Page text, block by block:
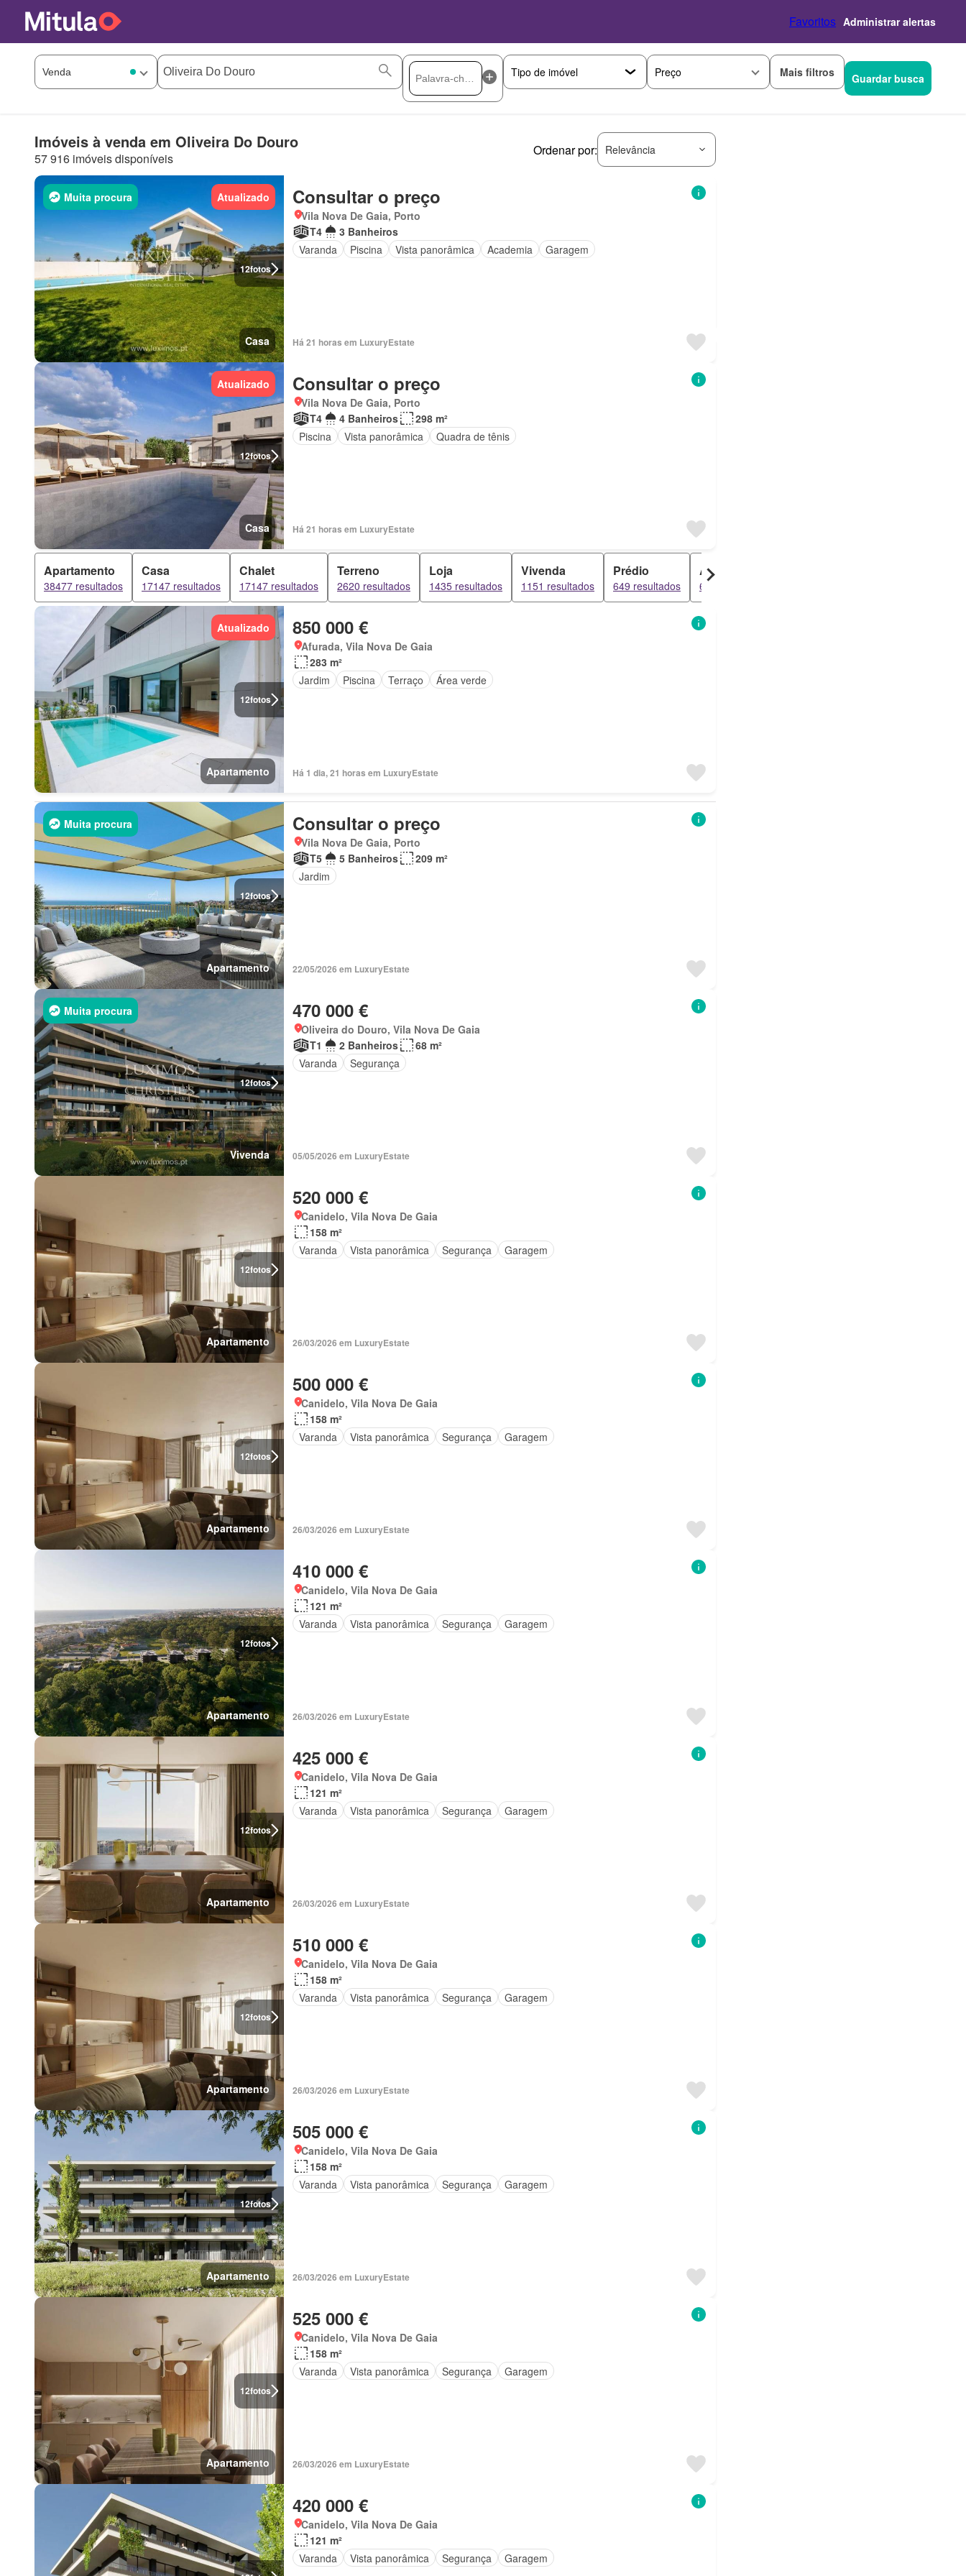
Favoritos Administrar alertas
Preço Mais filtros Guardar busca
Imóveis à venda em Oliveira Do Douro
57 916 imóveis disponíveis
Ordenar por: Relevância
12fotos
Muita procura Atualizado
Casa
Consultar o preço
Vila Nova De Gaia, Porto
T4
3 Banheiros
Varanda
Piscina Vista panorâmica Academia Garagem
Há 21 horas em LuxuryEstate
12fotos
Atualizado
Casa
Consultar o preço
Vila Nova De Gaia, Porto
T4
4 Banheiros
298 m²
Piscina
Vista panorâmica Quadra de tênis
Há 21 horas em LuxuryEstate
Apartamento
38477 resultados
Casa
17147 resultados
Chalet
17147 resultados
Terreno
2620 resultados
Loja
1435 resultados
Vivenda
1151 resultados
Prédio
649 resultados
Armazém
648 resultados
12fotos
Atualizado
Apartamento
850 000 €
Afurada, Vila Nova De Gaia
283 m²
Jardim
Piscina Terraço Área verde
Há 1 dia, 21 horas em LuxuryEstate
12fotos
Muita procura
Apartamento
Consultar o preço
Vila Nova De Gaia, Porto
T5
5 Banheiros
209 m²
Jardim
22/05/2026 em LuxuryEstate
12fotos
Muita procura
Vivenda
470 000 €
Oliveira do Douro, Vila Nova De Gaia
T1
2 Banheiros
68 m²
Varanda
Segurança
05/05/2026 em LuxuryEstate
12fotos
Apartamento
520 000 €
Canidelo, Vila Nova De Gaia
158 m²
Varanda
Vista panorâmica Segurança Garagem
26/03/2026 em LuxuryEstate
12fotos
Apartamento
500 000 €
Canidelo, Vila Nova De Gaia
158 m²
Varanda
Vista panorâmica Segurança Garagem
26/03/2026 em LuxuryEstate
12fotos
Apartamento
410 000 €
Canidelo, Vila Nova De Gaia
121 m²
Varanda
Vista panorâmica Segurança Garagem
26/03/2026 em LuxuryEstate
12fotos
Apartamento
425 000 €
Canidelo, Vila Nova De Gaia
121 m²
Varanda
Vista panorâmica Segurança Garagem
26/03/2026 em LuxuryEstate
12fotos
Apartamento
510 000 €
Canidelo, Vila Nova De Gaia
158 m²
Varanda
Vista panorâmica Segurança Garagem
26/03/2026 em LuxuryEstate
12fotos
Apartamento
505 000 €
Canidelo, Vila Nova De Gaia
158 m²
Varanda
Vista panorâmica Segurança Garagem
26/03/2026 em LuxuryEstate
12fotos
Apartamento
525 000 €
Canidelo, Vila Nova De Gaia
158 m²
Varanda
Vista panorâmica Segurança Garagem
26/03/2026 em LuxuryEstate
420 000 €
Canidelo, Vila Nova De Gaia
121 m²
Varanda
Vista panorâmica Segurança Garagem